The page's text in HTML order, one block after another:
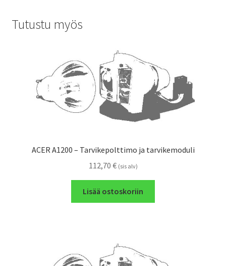
Tutustu myös
ACER A1200 – Tarvikepolttimo ja tarvikemoduli
112,70 € (sis alv)
Lisää ostoskoriin